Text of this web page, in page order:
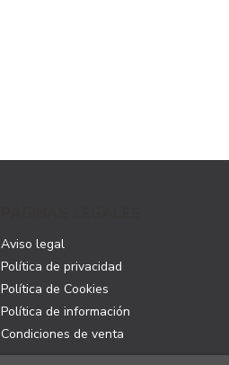
Aviso legal
Política de privacidad
Política de Cookies
Política de información
Condiciones de venta